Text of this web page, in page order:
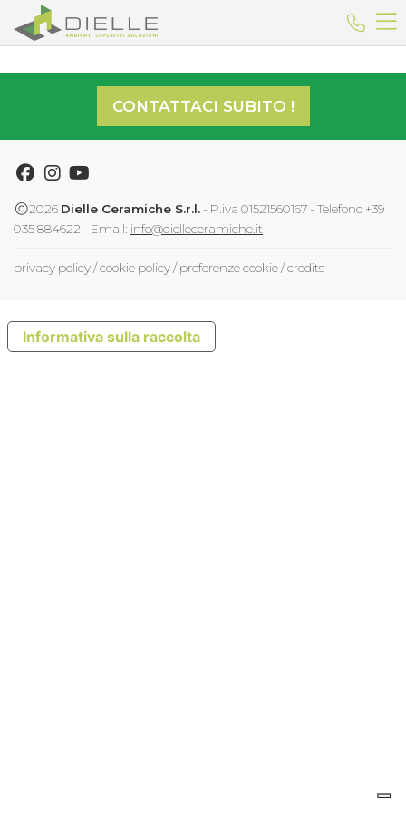
Dielle Ceramiche
CONTATTACI SUBITO !
Facebook
Instagram
Youtube
2026 Dielle Ceramiche S.r.l. - P.iva 01521560167 - Telefono +39
035 884622 - Email: info@dielleceramiche.it
privacy policy/cookie policy/preferenze cookie/credits
Informativa sulla raccolta